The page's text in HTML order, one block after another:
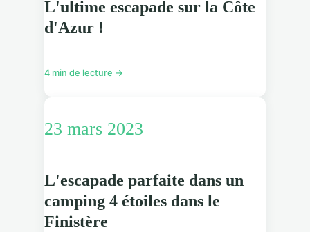
L'ultime escapade sur la Côte
d'Azur !
4 min de lecture →
23 mars 2023
L'escapade parfaite dans un
camping 4 étoiles dans le
Finistère